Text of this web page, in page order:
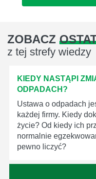
ZOBACZ
z tej strefy wiedzy
KIEDY NASTĄPI
ODPADACH?
Ustawa o odpadach
każdej firmy. Kiedy
życie? Od kiedy ich
normalnie
pewno liczyć?